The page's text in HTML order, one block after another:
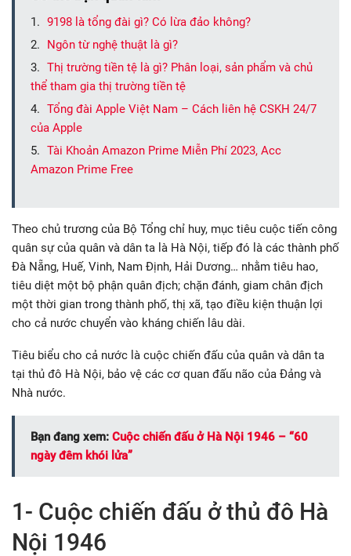
9198 là tổng đài gì? Có lừa đảo không?
Ngôn từ nghệ thuật là gì?
Thị trường tiền tệ là gì? Phân loại, sản phẩm và chủ
thể tham gia thị trường tiền tệ
Tổng đài Apple Việt Nam – Cách liên hệ CSKH 24/7
của Apple
Tài Khoản Amazon Prime Miễn Phí 2023, Acc
Amazon Prime Free
Theo chủ trương của Bộ Tổng chỉ huy, mục tiêu cuộc tiến công
quân sự của quân và dân ta là Hà Nội, tiếp đó là các thành phố
Đà Nẵng, Huế, Vinh, Nam Định, Hải Dương… nhằm tiêu hao,
tiêu diệt một bộ phận quân địch; chặn đánh, giam chân địch
một thời gian trong thành phố, thị xã, tạo điều kiện thuận lợi
cho cả nước chuyển vào kháng chiến lâu dài.
Tiêu biểu cho cả nước là cuộc chiến đấu của quân và dân ta
tại thủ đô Hà Nội, bảo vệ các cơ quan đấu não của Đảng và
Nhà nước.
Bạn đang xem: Cuộc chiến đấu ở Hà Nội 1946 – “60
ngày đêm khói lửa”
1- Cuộc chiến đấu ở thủ đô Hà
Nội 1946